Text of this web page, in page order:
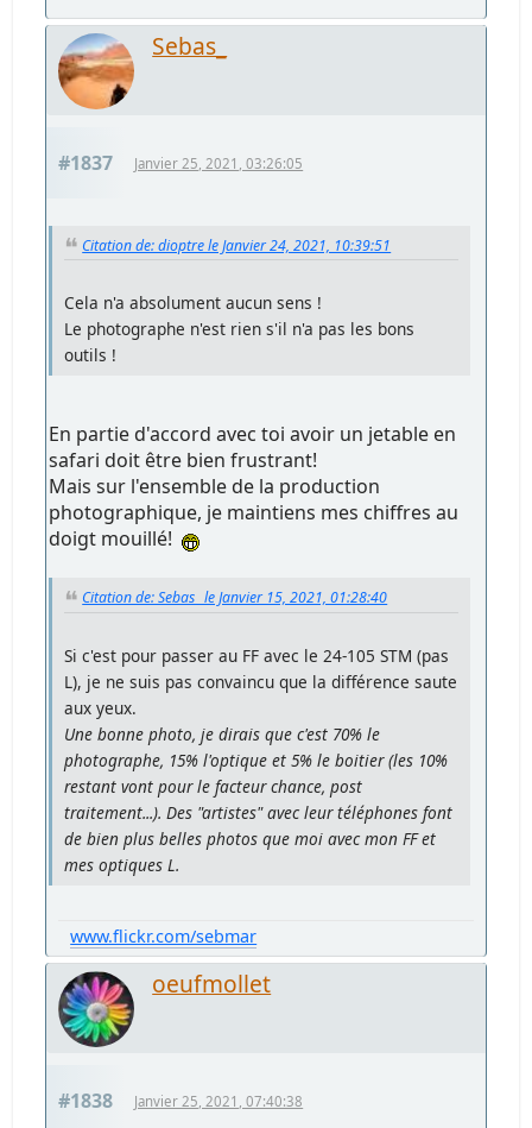
Sebas_
#1837 Janvier 25, 2021, 03:26:05
Citation de: dioptre le Janvier 24, 2021, 10:39:51
Cela n'a absolument aucun sens !
Le photographe n'est rien s'il n'a pas les bons
outils !
En partie d'accord avec toi avoir un jetable en
safari doit être bien frustrant!
Mais sur l'ensemble de la production
photographique, je maintiens mes chiffres au
doigt mouillé!
Citation de: Sebas_ le Janvier 15, 2021, 01:28:40
Si c'est pour passer au FF avec le 24-105 STM (pas
L), je ne suis pas convaincu que la différence saute
aux yeux.
Une bonne photo, je dirais que c'est 70% le
photographe, 15% l'optique et 5% le boitier (les 10%
restant vont pour le facteur chance, post
traitement...). Des "artistes" avec leur téléphones font
de bien plus belles photos que moi avec mon FF et
mes optiques L.
www.flickr.com/sebmar
oeufmollet
#1838 Janvier 25, 2021, 07:40:38